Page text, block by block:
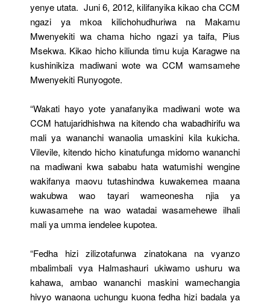
yenye utata. Juni 6, 2012, kilifanyika kikao cha CCM
ngazi ya mkoa kilichohudhuriwa na Makamu
Mwenyekiti wa chama hicho ngazi ya taifa, Pius
Msekwa. Kikao hicho kiliunda timu kuja Karagwe na
kushinikiza madiwani wote wa CCM wamsamehe
Mwenyekiti Runyogote.
“Wakati hayo yote yanafanyika madiwani wote wa
CCM hatujaridhishwa na kitendo cha wabadhirifu wa
mali ya wananchi wanaolia umaskini kila kukicha.
Vilevile, kitendo hicho kinatufunga midomo wananchi
na madiwani kwa sababu hata watumishi wengine
wakifanya maovu tutashindwa kuwakemea maana
wakubwa wao tayari wameonesha njia ya
kuwasamehe na wao watadai wasamehewe ilhali
mali ya umma iendelee kupotea.
“Fedha hizi zilizotafunwa zinatokana na vyanzo
mbalimbali vya Halmashauri ukiwamo ushuru wa
kahawa, ambao wananchi maskini wamechangia
hivyo wanaona uchungu kuona fedha hizi badala ya